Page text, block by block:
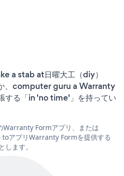
a stab at日曜大工（diy）
、computer guru a Warranty
する「in 'no time'」を持ってい
Warranty Formアプリ、または
アプリWarranty Formを提供する
ます。